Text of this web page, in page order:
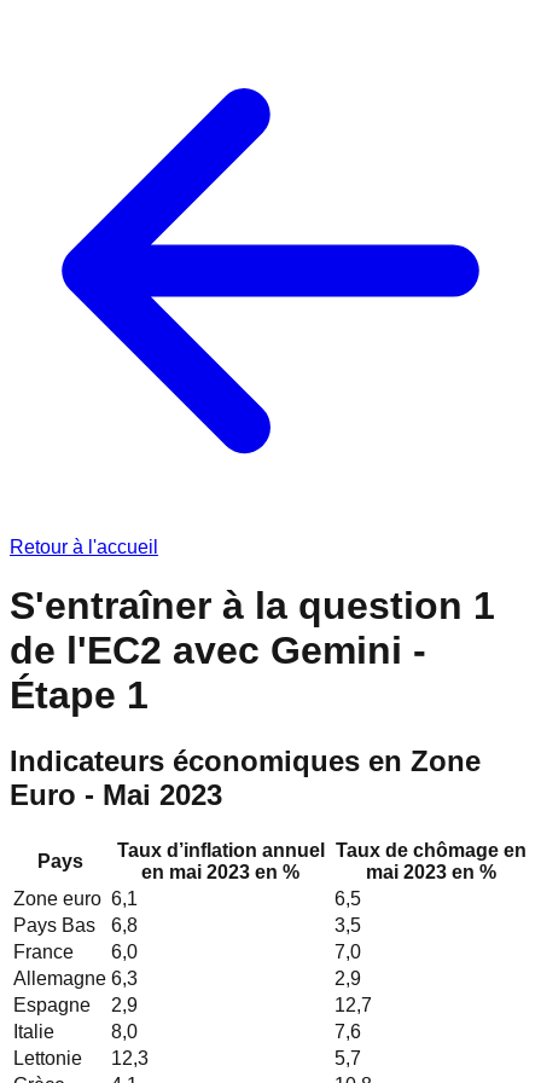
Retour à l'accueil
S'entraîner à la question 1
de l'EC2 avec Gemini -
Étape 1
Indicateurs économiques en Zone
Euro - Mai 2023
Pays
Taux d’inflation annuel
en mai 2023 en %
Taux de chômage en
mai 2023 en %
Zone euro 6,1
6,5
Pays Bas
6,8
3,5
France
6,0
7,0
Allemagne 6,3
2,9
Espagne
2,9
12,7
Italie
8,0
7,6
Lettonie
12,3
5,7